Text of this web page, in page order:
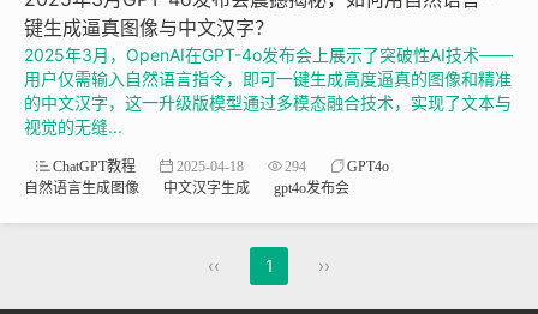
键生成逼真图像与中文汉字？
2025年3月，OpenAI在GPT-4o发布会上展示了突破性AI技术——
用户仅需输入自然语言指令，即可一键生成高度逼真的图像和精准
的中文汉字，这一升级版模型通过多模态融合技术，实现了文本与
视觉的无缝...
ChatGPT教程 2025-04-18 294
GPT4o
自然语言生成图像
中文汉字生成 gpt4o发布会
‹‹ 1 ››